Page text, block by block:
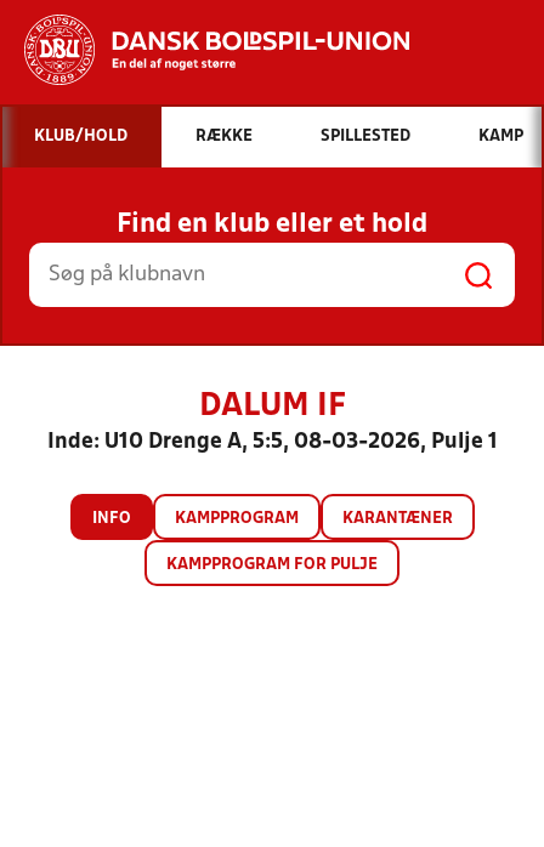
Hvad vil du søge efter?
INDHOLD OG NYHEDER
STILLINGER, RESULTATER, KLUBBER OG
HOLD
KLUB/HOLD RÆKKE SPILLESTED KAMP
Find en klub eller et hold
DALUM IF
Inde: U10 Drenge A, 5:5, 08-03-2026, Pulje 1
INFO KAMPPROGRAM KARANTÆNER
KAMPPROGRAM FOR PULJE